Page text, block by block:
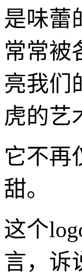
是味蕾
常常被
亮我们
虎的艺
它不再
甜。
这个
言，诉